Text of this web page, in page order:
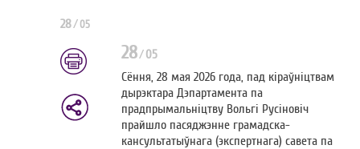
28/ 05
28/05
Сёння, 28 мая 2026 года, пад кіраўніцтвам
дырэктара Дэпартамента па
прадпрымальніцтву Вольгі Русіновіч
прайшло пасяджэнне грамадска-
кансультатыўнага (экспертнага) савета па